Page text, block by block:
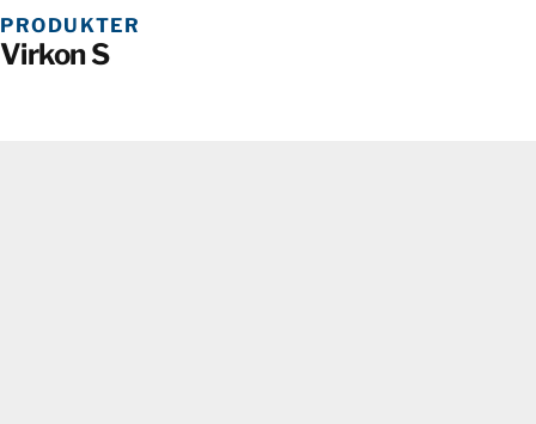
PRODUKTER
Virkon S